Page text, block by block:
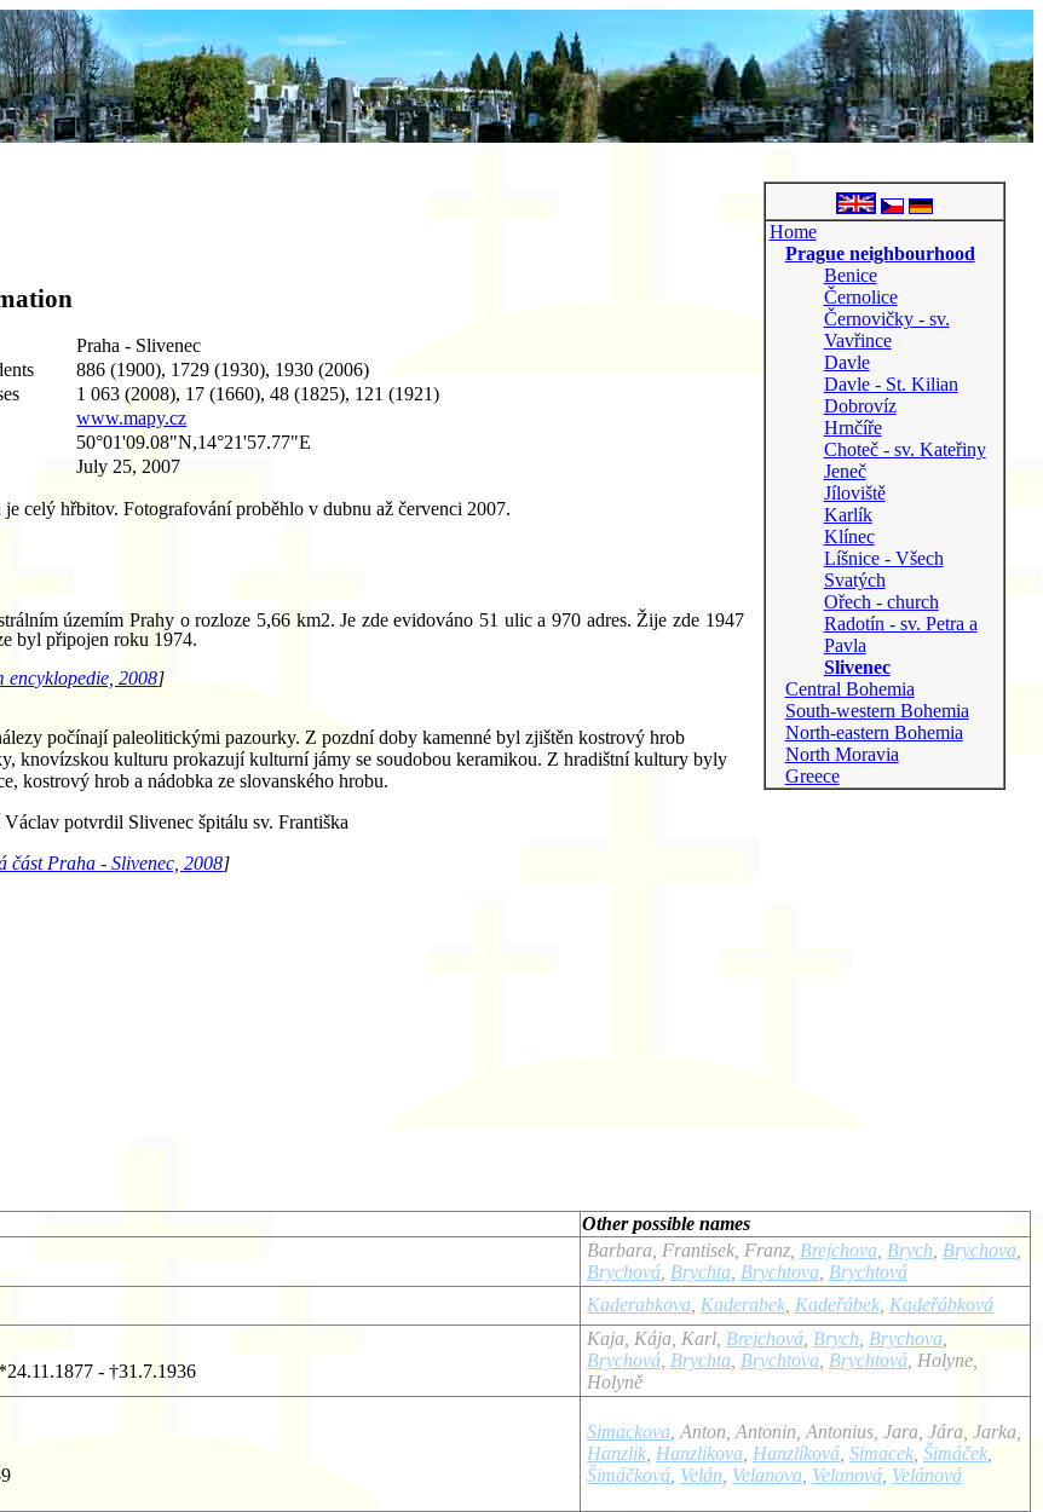
Home
Prague neighbourhood
Benice
Černolice
Černovičky - sv.
Vavřince
Davle
Davle - St. Kilian
Dobrovíz
Hrnčíře
Choteč - sv. Kateřiny
Jeneč
Jíloviště
Karlík
Klínec
Líšnice - Všech
Svatých
Ořech - church
Radotín - sv. Petra a
Pavla
Slivenec
Central Bohemia
South-western Bohemia
North-eastern Bohemia
North Moravia
Greece
Praha - Slivenec
886 (1900), 1729 (1930), 1930 (2006)
1 063 (2008), 17 (1660), 48 (1825), 121 (1921)
www.mapy.cz
50°01'09.08"N,14°21'57.77"E
July 25, 2007
je celý hřbitov. Fotografování proběhlo v dubnu až červenci 2007.
územím Prahy o rozloze 5,66 km2. Je zde evidováno 51 ulic a 970 adres. Žije zde 1947
byl připojen roku 1974.
encyklopedie, 2008]
počínají paleolitickými pazourky. Z pozdní doby kamenné byl zjištěn kostrový hrob
knovízskou kulturu prokazují kulturní jámy se soudobou keramikou. Z hradištní kultury byly
kostrový hrob a nádobka ze slovanského hrobu.
potvrdil Slivenec špitálu sv. Františka
část Praha - Slivenec, 2008]
Other possible names
Barbara, Frantisek, Franz, Brejchova Brych Brychova
Brychová Brychta Brychtova Brychtová
Kaderabkova Kaderabek Kadeřábek Kadeřábková
- †31.7.1936
Kaja, Kája, Karl, Brejchová Brych Brychova
Brychová Brychta Brychtova Brychtová , Holyne,
Holyně
Simackova , Anton, Antonin, Antonius, Jara, Jára, Jarka,
Hanzlik Hanzlikova Hanzlíková Simacek Šimáček
Šimáčková Velán Velanova Velanová Velánová